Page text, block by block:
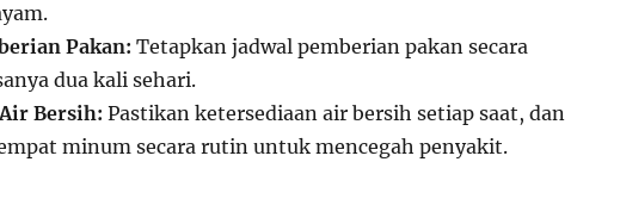
Pakan: Tetapkan jadwal pemberian pakan secara
dua kali sehari.
Bersih: Pastikan ketersediaan air bersih setiap saat, dan
minum secara rutin untuk mencegah penyakit.